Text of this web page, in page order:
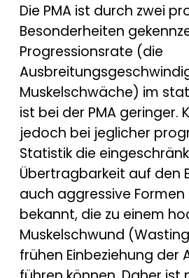
Die PMA ist durch zwei
Besonderheiten
Progressionsrate (die
Muskelschwäche) im
ist bei der PMA geringer.
jedoch bei jeglicher
Statistik die
Übertragbarkeit auf den
auch aggressive Formen
bekannt, die zu einem
Muskelschwund
frühen Einbeziehung der